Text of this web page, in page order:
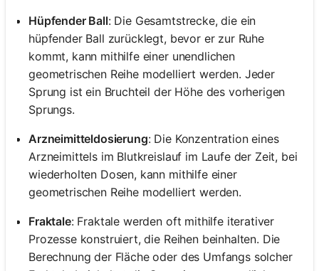
Hüpfender Ball: Die Gesamtstrecke, die ein
hüpfender Ball zurücklegt, bevor er zur Ruhe
kommt, kann mithilfe einer unendlichen
geometrischen Reihe modelliert werden. Jeder
Sprung ist ein Bruchteil der Höhe des vorherigen
Sprungs.
Arzneimitteldosierung: Die Konzentration eines
Arzneimittels im Blutkreislauf im Laufe der Zeit, bei
wiederholten Dosen, kann mithilfe einer
geometrischen Reihe modelliert werden.
Fraktale: Fraktale werden oft mithilfe iterativer
Prozesse konstruiert, die Reihen beinhalten. Die
Berechnung der Fläche oder des Umfangs solcher